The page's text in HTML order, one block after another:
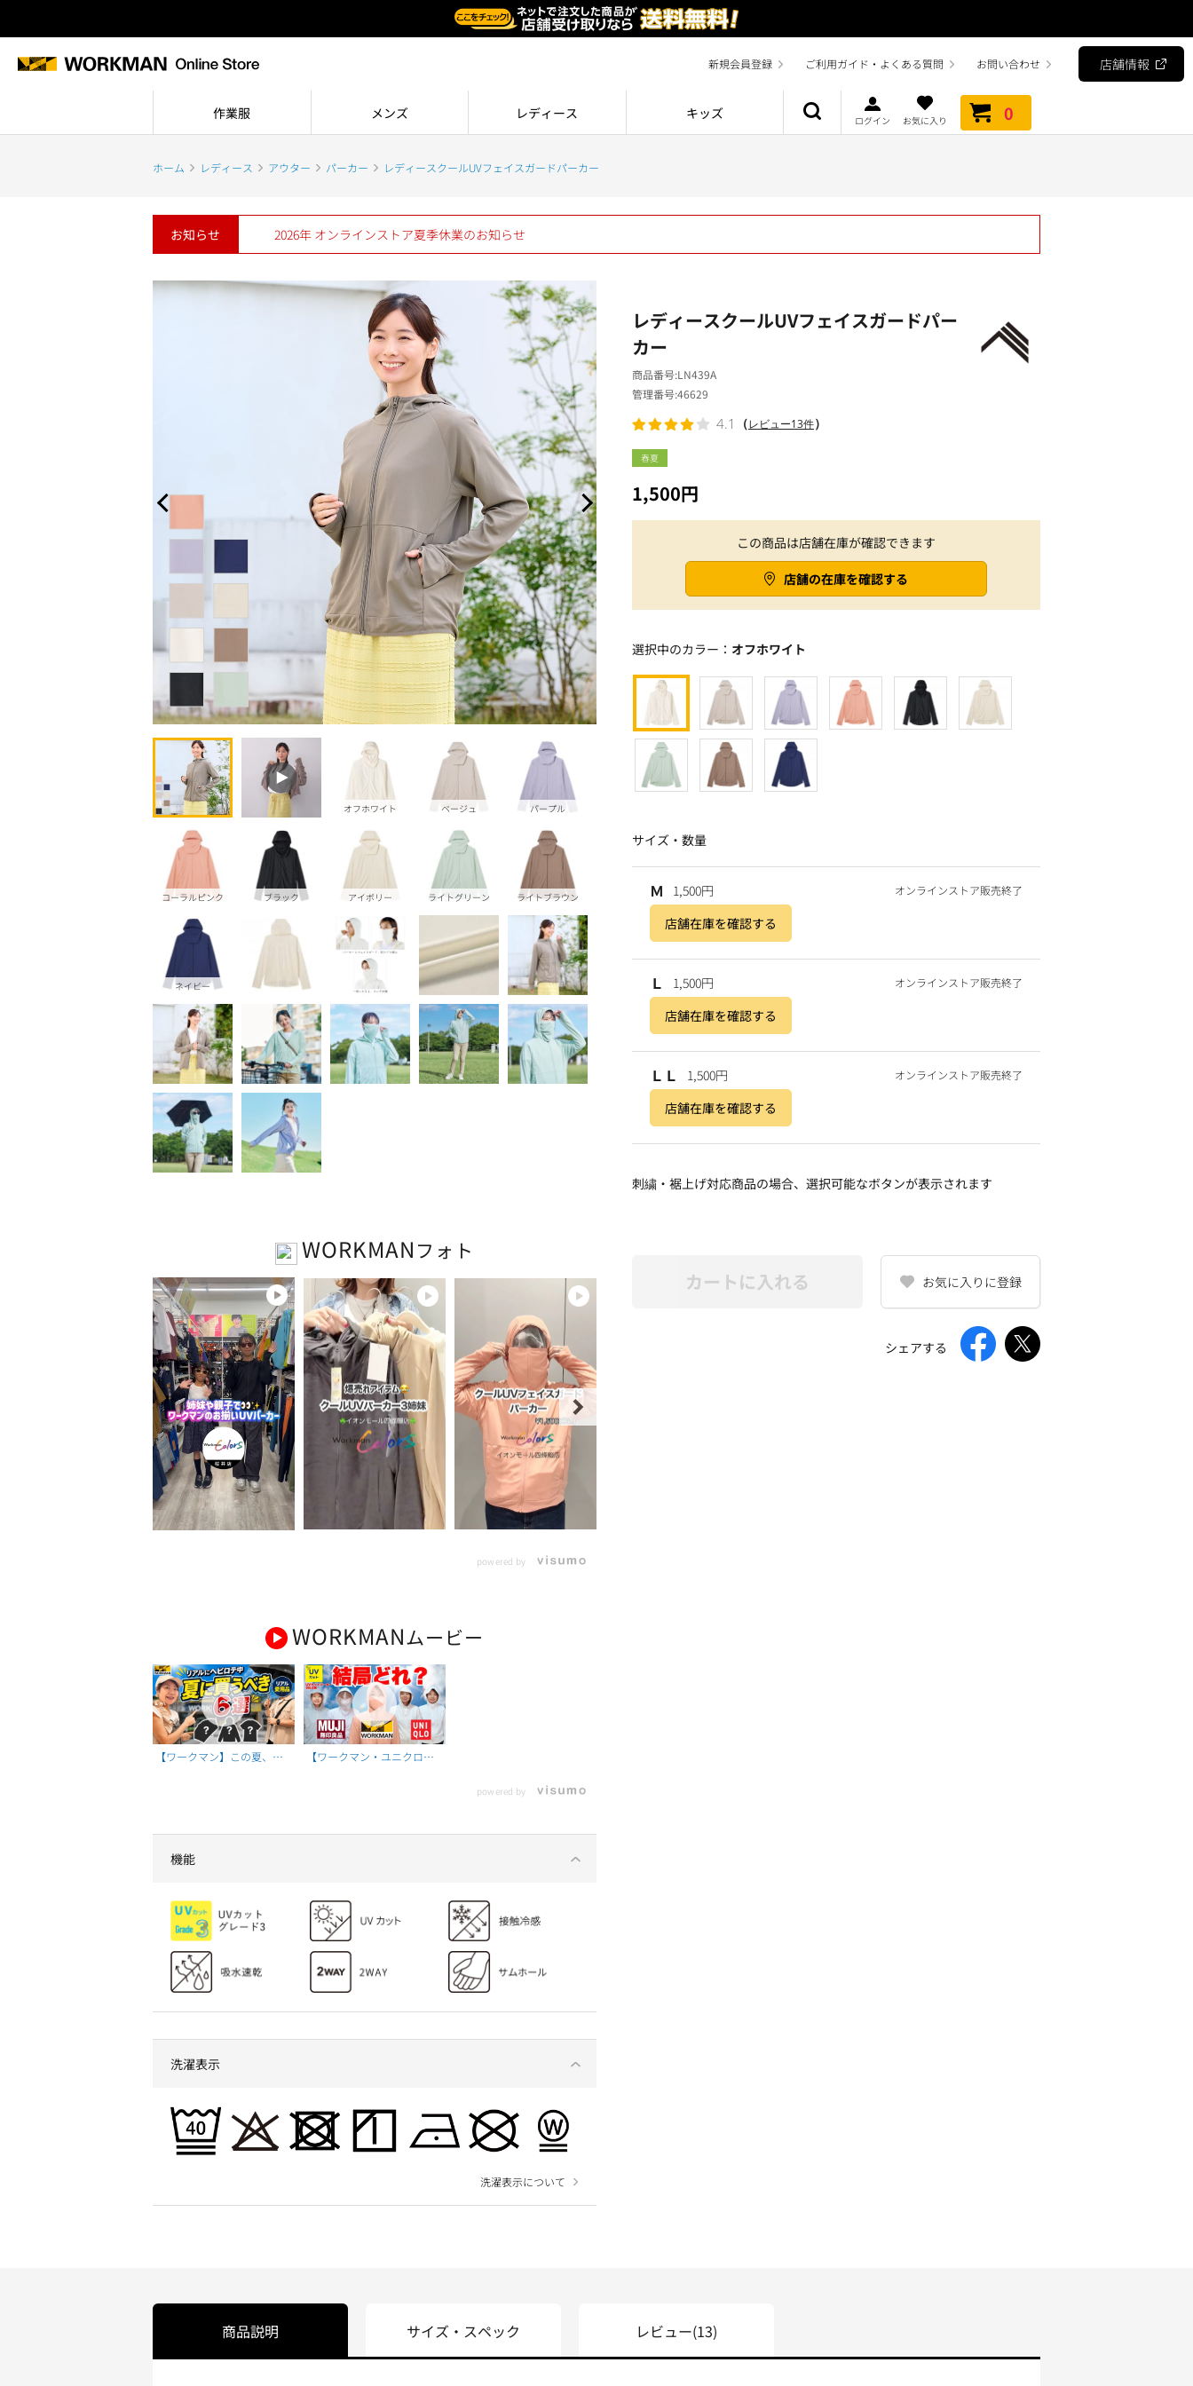
新規会員登録 ご利用ガイド・よくある質問 お問い合わせ 店舗情報
作業服 メンズ レディース キッズ ログイン お気に入り 0
ホーム レディース アウター パーカー レディースクールUVフェイスガードパーカー
お知らせ 2026年 オンラインストア夏季休業のお知らせ
オフホワイト ベージュ パープル
コーラルピンク ブラック アイボリー ライトグリーン ライトブラウン
ネイビー
WORKMAN フォト
powered by
WORKMANムービー
【ワークマン】この夏、毎
【ワークマン・ユニクロ・
powered by
機能
洗濯表示
洗濯表示について
春夏
この商品は店舗在庫が確認できます
店舗の在庫を確認する
レディースクールUVフェイスガードパー
カー
1,500円
商品番号 LN439A
管理番号46629
4.1 （レビュー13件）
選択中のカラー： オフホワイト
サイズ・数量
Ｍ 1,500円 オンラインストア販売終了
店舗在庫を確認する
Ｌ 1,500円 オンラインストア販売終了
店舗在庫を確認する
ＬＬ 1,500円 オンラインストア販売終了
店舗在庫を確認する
刺繍・裾上げ対応商品の場合、選択可能なボタンが表示されます
カートに入れる お気に入りに登録
シェアする
商品説明 サイズ・スペック レビュー(13)